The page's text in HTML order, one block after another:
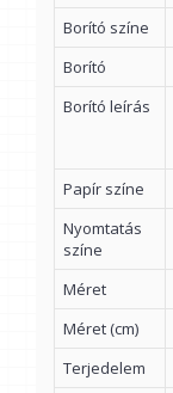
Borító színe
Borító
Borító leírás
Papír színe
Nyomtatás
színe
Méret
Méret (cm)
Terjedelem